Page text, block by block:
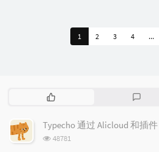
1 2 3 4 ...
热
文
章
评
浏
48781